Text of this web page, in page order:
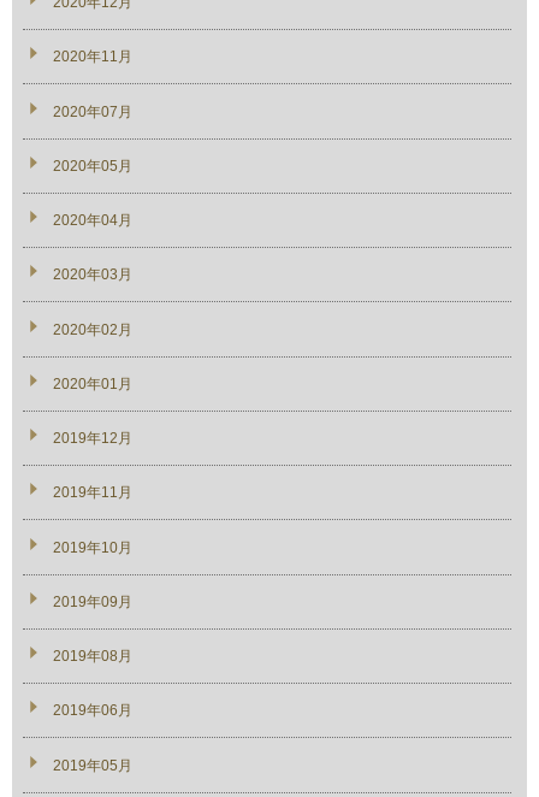
2020年11月
2020年07月
2020年05月
2020年04月
2020年03月
2020年02月
2020年01月
2019年12月
2019年11月
2019年10月
2019年09月
2019年08月
2019年06月
2019年05月